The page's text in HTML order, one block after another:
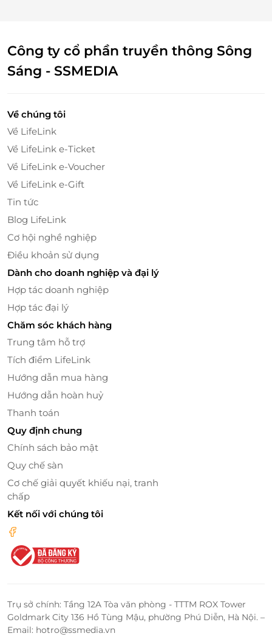
Hoạt Với Thẻ Quà Tặng
Linh Hoạt Và Tiện Lợi Với Thẻ Quà Tặng
LifeLink
Thẻ quà tặng LifeLink là giải pháp mua sắm tiện lợi
và ý nghĩa, mang đến sự linh hoạt khi sử dụng tại
cho con yêu.
Mua sắm nhanh chóng: Giao dịch trực tuyến dễ
Ưu đãi đặc biệt: Nhận ngay các chương trình
khuyến mãi hấp dẫn.
Chất lượng đảm bảo: Cam kết giá trị thẻ quà
tặng chính hãng.
khám phá thời trang trẻ em tại Rabity. Nhanh tay
mua ngay để nhận ưu đãi hấp dẫn – món quà hoàn
hảo cho gia đình và các dịp đặc biệt!
LifeLink
Công ty cổ phần truyền thông Sông
Sáng - SSMEDIA
Về chúng tôi
Về LifeLink
Về LifeLink e-Ticket
Về LifeLink e-Voucher
Về LifeLink e-Gift
Tin tức
Blog LifeLink
Cơ hội nghề nghiệp
Điều khoản sử dụng
Dành cho doanh nghiệp và đại lý
Hợp tác doanh nghiệp
Hợp tác đại lý
Chăm sóc khách hàng
Trung tâm hỗ trợ
Tích điểm LifeLink
Hướng dẫn mua hàng
Hướng dẫn hoàn huỷ
Thanh toán
Quy định chung
Chính sách bảo mật
Quy chế sàn
Cơ chế giải quyết khiếu nại, tranh
chấp
Kết nối với chúng tôi
Trụ sở chính: Tầng 12A Tòa văn phòng - TTTM ROX Tower
Goldmark City 136 Hồ Tùng Mậu, phường Phú Diễn, Hà Nội. –
Email: hotro@ssmedia.vn